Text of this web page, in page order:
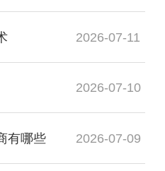
2026-07-11
2026-07-10
有哪些 2026-07-09